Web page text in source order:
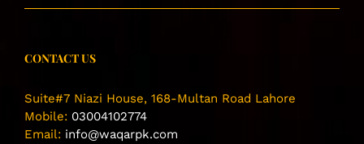
CONTACT US
Suite#7 Niazi House, 168-Multan Road Lahore
Mobile: 03004102774
Email: info@waqarpk.com